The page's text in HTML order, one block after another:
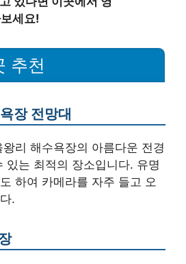
세요!
추천
장 전망대
리 해수욕장의 아름다운 전경
있는 최적의 장소입니다. 유명
하여 카메라를 자주 들고 오
.